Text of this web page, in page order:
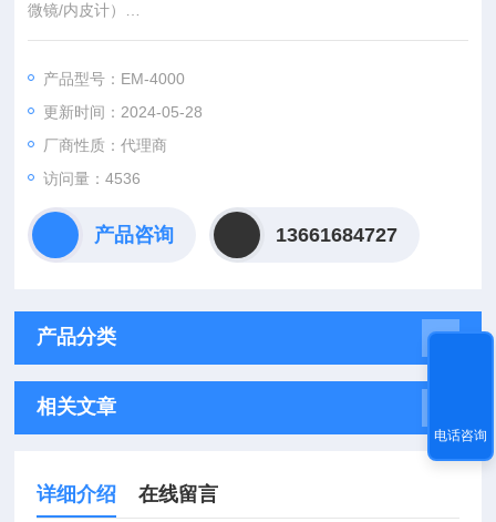
微镜/内皮计）
适用范围/预期用途;该产品用于眼角膜内皮细胞显微放大检查、
产品型号：EM-4000
更新时间：2024-05-28
厂商性质：代理商
访问量：4536
产品咨询 13661684727
产品分类
相关文章
详细介绍 在线留言
电话咨询